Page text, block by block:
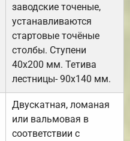
заводские точеные,
устанавливаются
стартовые точёные
столбы. Ступени
40х200 мм. Тетива
лестницы- 90х140 мм.
Двускатная, ломаная
или вальмовая в
соответствии с